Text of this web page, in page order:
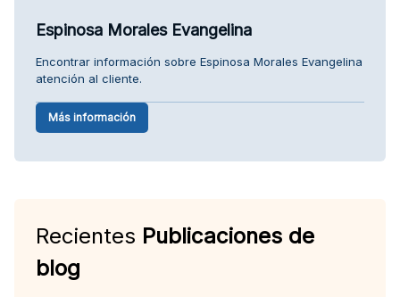
Espinosa Morales Evangelina
Encontrar información sobre Espinosa Morales Evangelina
atención al cliente.
Más información
Recientes Publicaciones de
blog